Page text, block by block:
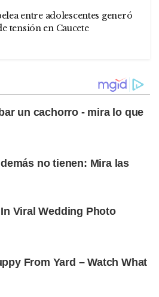
entre adolescentes generó
tensión en Caucete